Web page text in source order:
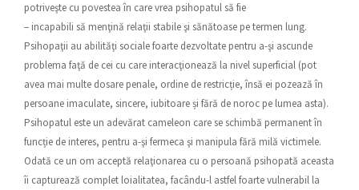
potriveşte cu povestea în care vrea psihopatul să fie
– incapabili să menţină relaţii stabile şi sănătoase pe termen lung.
Psihopaţii au abilităţi sociale foarte dezvoltate pentru a-şi ascunde
problema faţă de cei cu care interacţionează la nivel superficial (pot
avea mai multe dosare penale, ordine de restricție, însă ei pozează în
persoane imaculate, sincere, iubitoare și fără de noroc pe lumea asta).
Psihopatul este un adevărat cameleon care se schimbă permanent în
funcție de interes, pentru a-şi fermeca şi manipula fără milă victimele.
Odată ce un om acceptă relaţionarea cu o persoană psihopată aceasta
îi capturează complet loialitatea, facându-l astfel foarte vulnerabil la